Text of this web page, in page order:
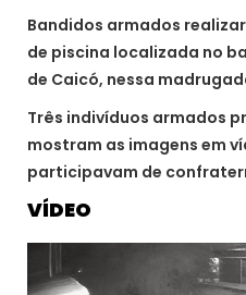
Bandidos armados
de piscina localizada no
de Caicó, nessa
Três indivíduos armados
mostram as imagens em
participavam de
VÍDEO